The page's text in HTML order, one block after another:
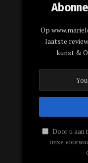
Op
laatste
kunst &
Door u aan
onze